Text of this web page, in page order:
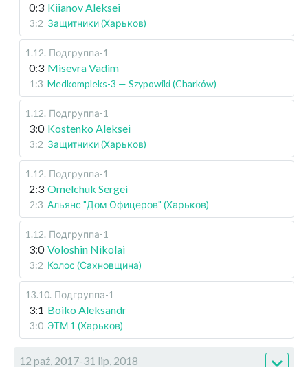
0:3 Kiianov Aleksei
3:2 Защитники (Харьков)
1.12. Подгруппа-1
0:3 Misevra Vadim
1:3 Medkompleks-3 — Szypowiki (Charków)
1.12. Подгруппа-1
3:0 Kostenko Aleksei
3:2 Защитники (Харьков)
1.12. Подгруппа-1
2:3 Omelchuk Sergei
2:3 Альянс "Дом Офицеров" (Харьков)
1.12. Подгруппа-1
3:0 Voloshin Nikolai
3:2 Колос (Сахновщина)
13.10. Подгруппа-1
3:1 Boiko Aleksandr
3:0 ЭТМ 1 (Харьков)
12 paź, 2017-31 lip, 2018